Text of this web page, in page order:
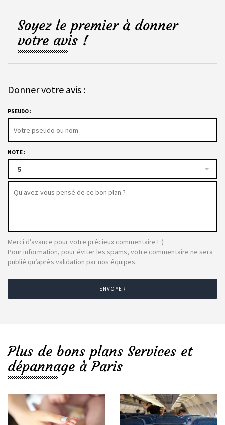
Soyez le premier à donner
votre avis !
Donner votre avis :
PSEUDO :
NOTE :
5
Merci d’avance pour votre précieux commentaire ! :)
Pour information, pour éviter les spams, votre commentaire ne sera
publié qu’après validation par nos équipes.
ENVOYER
Plus de bons plans Services et
dépannage à Paris